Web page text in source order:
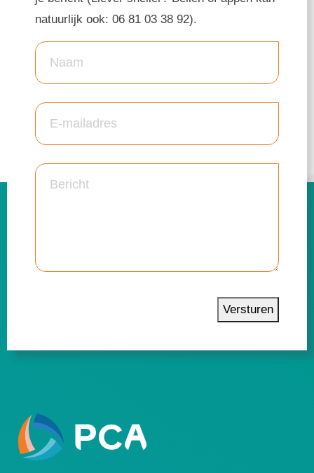
natuurlijk ook: 06 81 03 38 92).
Versturen